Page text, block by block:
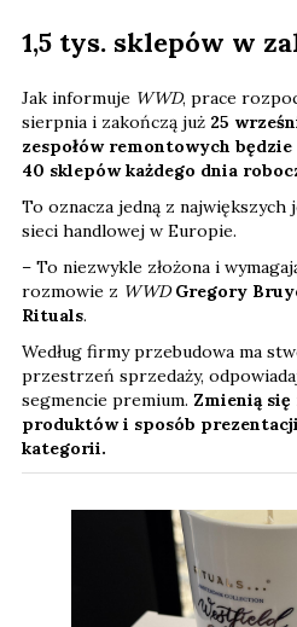
1,5 tys. sklepów w
Jak informuje WWD, prace
sierpnia i zakończą już 25
zespołów remontowych
40 sklepów każdego dnia
To oznacza jedną z
sieci handlowej w Europie.
– To niezwykle złożona i
rozmowie z WWDGregory
Rituals.
Według firmy przebudowa ma
przestrzeń sprzedaży,
segmencie premium. Zmienią się
produktów i sposób
kategorii.